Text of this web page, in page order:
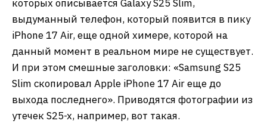
которых описывается Galaxy S25 Slim,
выдуманный телефон, который появится в пику
iPhone 17 Air, еще одной химере, которой на
данный момент в реальном мире не существует.
И при этом смешные заголовки: «Samsung S25
Slim скопировал Apple iPhone 17 Air еще до
выхода последнего». Приводятся фотографии из
утечек S25-x, например, вот такая.